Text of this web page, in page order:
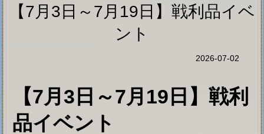
【7月3日～7月19日】戦利
出現します。特殊編成の敵艦隊を撃破すると
戦利品を入手できます。
◆開催期間◆